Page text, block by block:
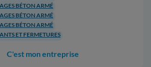
BÉTON ARMÉ
BÉTON ARMÉ
BÉTON ARMÉ
ET FERMETURES
C'est mon entreprise